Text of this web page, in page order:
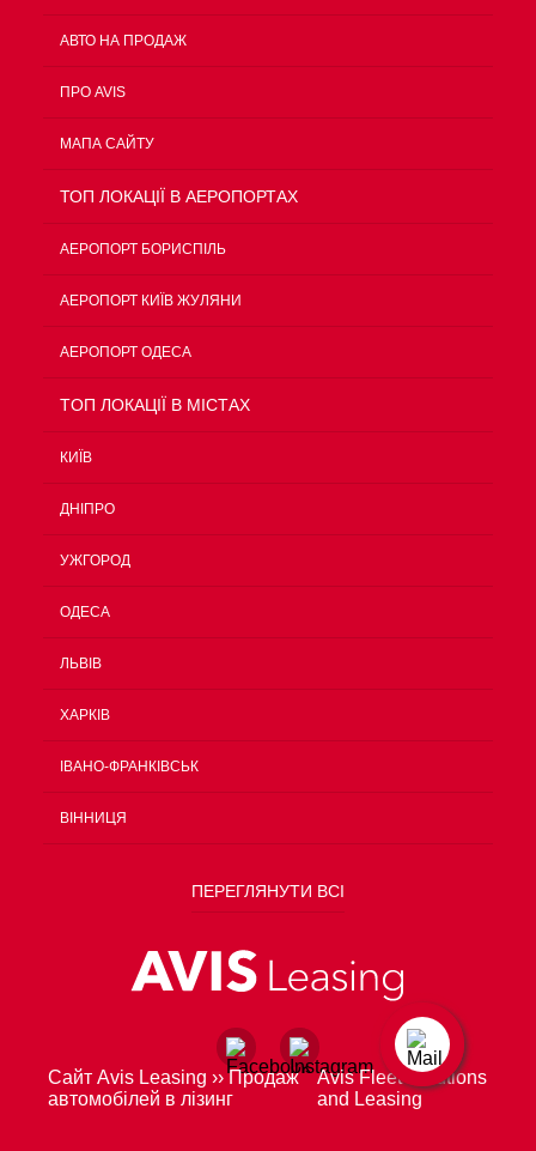
АВТО НА ПРОДАЖ
ПРО AVIS
МАПА САЙТУ
ТОП ЛОКАЦІЇ В АЕРОПОРТАХ
АЕРОПОРТ БОРИСПІЛЬ
АЕРОПОРТ КИЇВ ЖУЛЯНИ
АЕРОПОРТ ОДЕСА
TOП ЛОКАЦІЇ В МІСТАХ
КИЇВ
ДНІПРО
УЖГОРОД
ОДЕСА
ЛЬВІВ
ХАРКІВ
ІВАНО-ФРАНКІВСЬК
ВІННИЦЯ
ПЕРЕГЛЯНУТИ ВСІ
Сайт Avis Leasing ››Продаж
автомобілей в лізинг
Avis Fleet Solutions
and Leasing